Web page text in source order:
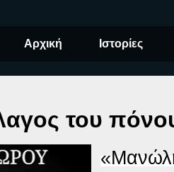
Αρχική Ιστορίες
του